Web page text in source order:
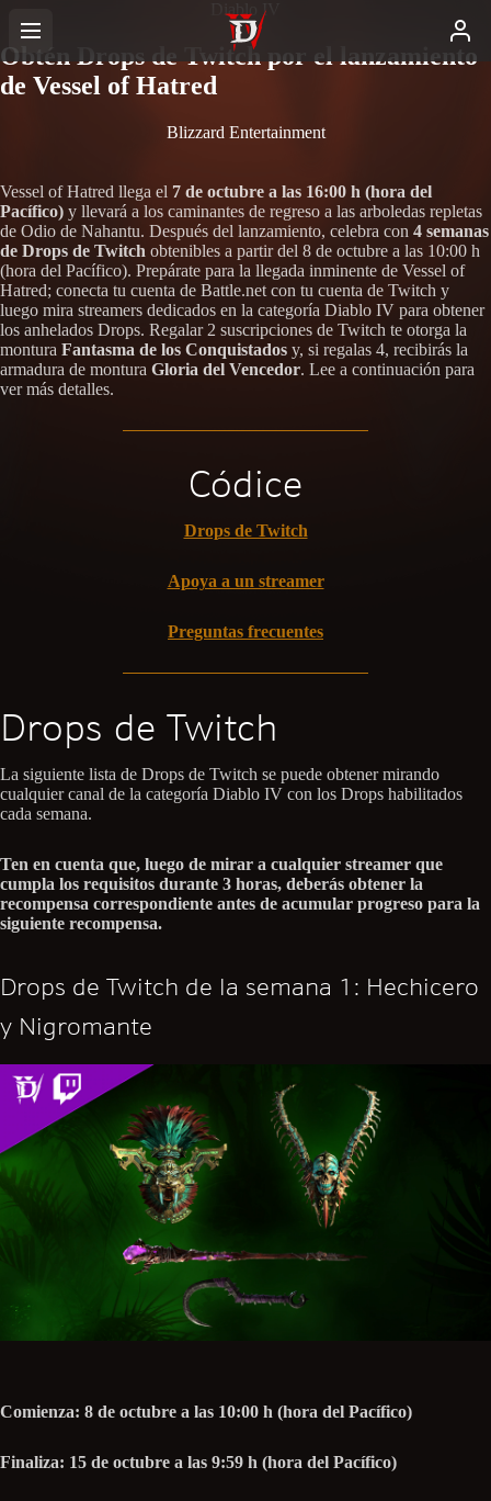
Diablo IV
Obtén Drops de Twitch por el lanzamiento
de Vessel of Hatred
Blizzard Entertainment
Vessel of Hatred llega el 7 de octubre a las 16:00 h (hora del
Pacífico) y llevará a los caminantes de regreso a las arboledas repletas
de Odio de Nahantu. Después del lanzamiento, celebra con 4 semanas
de Drops de Twitch obtenibles a partir del 8 de octubre a las 10:00 h
(hora del Pacífico). Prepárate para la llegada inminente de Vessel of
Hatred; conecta tu cuenta de Battle.net con tu cuenta de Twitch y
luego mira streamers dedicados en la categoría Diablo IV para obtener
los anhelados Drops. Regalar 2 suscripciones de Twitch te otorga la
montura Fantasma de los Conquistados y, si regalas 4, recibirás la
armadura de montura Gloria del Vencedor. Lee a continuación para
ver más detalles.
Códice
Drops de Twitch
Apoya a un streamer
Preguntas frecuentes
Drops de Twitch
La siguiente lista de Drops de Twitch se puede obtener mirando
cualquier canal de la categoría Diablo IV con los Drops habilitados
cada semana.
Ten en cuenta que, luego de mirar a cualquier streamer que
cumpla los requisitos durante 3 horas, deberás obtener la
recompensa correspondiente antes de acumular progreso para la
siguiente recompensa.
Drops de Twitch de la semana 1: Hechicero
y Nigromante
Comienza: 8 de octubre a las 10:00 h (hora del Pacífico)
Finaliza: 15 de octubre a las 9:59 h (hora del Pacífico)